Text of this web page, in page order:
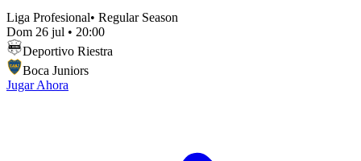
Liga Profesional• Regular Season
Dom 26 jul • 20:00
Deportivo Riestra
Boca Juniors
Jugar Ahora